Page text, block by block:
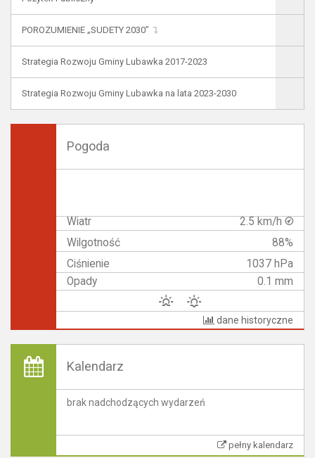
POROZUMIENIE „SUDETY 2030”
Strategia Rozwoju Gminy Lubawka 2017-2023
Strategia Rozwoju Gminy Lubawka na lata 2023-2030
Pogoda
Wiatr
2.5 km/h
Wilgotność
88%
Ciśnienie
1037 hPa
Opady
0.1 mm
dane historyczne
Kalendarz
brak nadchodzących wydarzeń
pełny kalendarz